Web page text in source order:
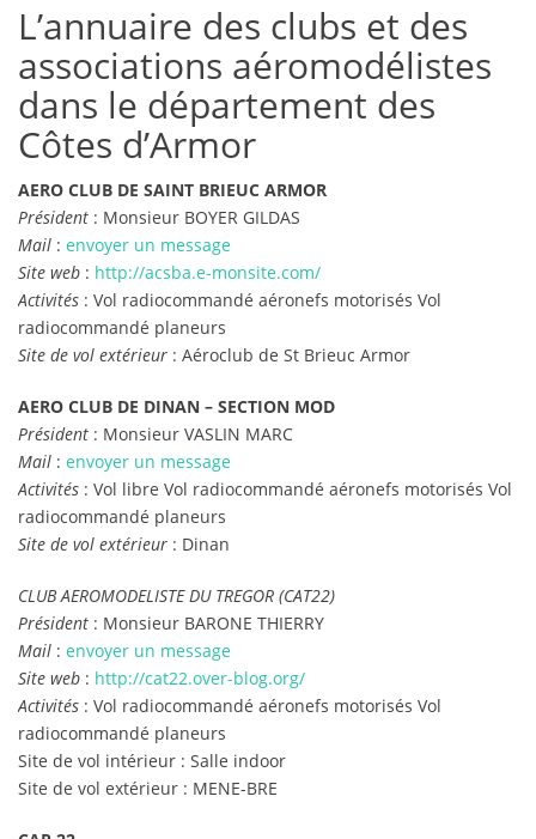
L’annuaire des clubs et des
associations aéromodélistes
dans le département des
Côtes d’Armor
AERO CLUB DE SAINT BRIEUC ARMOR
Président : Monsieur BOYER GILDAS
Mail : envoyer un message
Site web : http://acsba.e-monsite.com/
Activités : Vol radiocommandé aéronefs motorisés Vol
radiocommandé planeurs
Site de vol extérieur : Aéroclub de St Brieuc Armor
AERO CLUB DE DINAN – SECTION MOD
Président : Monsieur VASLIN MARC
Mail : envoyer un message
Activités : Vol libre Vol radiocommandé aéronefs motorisés Vol
radiocommandé planeurs
Site de vol extérieur : Dinan
CLUB AEROMODELISTE DU TREGOR (CAT22)
Président : Monsieur BARONE THIERRY
Mail : envoyer un message
Site web : http://cat22.over-blog.org/
Activités : Vol radiocommandé aéronefs motorisés Vol
radiocommandé planeurs
Site de vol intérieur : Salle indoor
Site de vol extérieur : MENE-BRE